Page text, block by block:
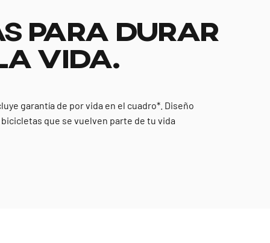
PARA DURAR
VIDA.
garantía de por vida en el cuadro*. Diseño
que se vuelven parte de tu vida